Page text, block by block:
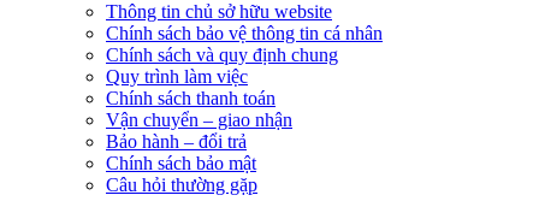
Thông tin chủ sở hữu website
Chính sách bảo vệ thông tin cá nhân
Chính sách và quy định chung
Quy trình làm việc
Chính sách thanh toán
Vận chuyển – giao nhận
Bảo hành – đổi trả
Chính sách bảo mật
Câu hỏi thường gặp